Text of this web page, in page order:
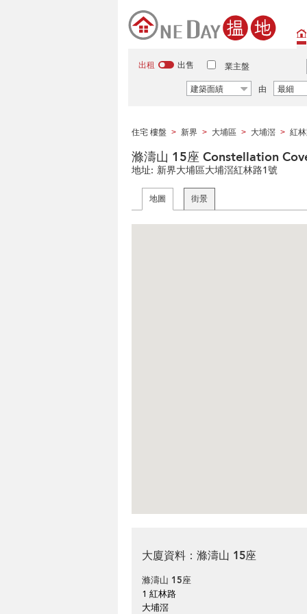
出租 出售 業主盤
建築面績
由 最細
住宅 樓盤 > 新界 > 大埔區 > 大埔滘 > 紅
滌濤山 15座 Constellation
地址: 新界大埔區大埔滘紅林路1號
地圖 街景
大廈資料：滌濤山 15座
滌濤山 15座
1 紅林路
大埔滘